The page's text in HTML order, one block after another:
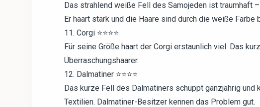
Das strahlend weiße Fell des Samojeden ist traumhaft
Er haart stark und die Haare sind durch die weiße Farbe
11. Corgi ⭐⭐⭐⭐
Für seine Größe haart der Corgi erstaunlich viel. Das
Überraschungshaarer.
12. Dalmatiner ⭐⭐⭐⭐
Das kurze Fell des Dalmatiners schuppt ganzjährig
Textilien. Dalmatiner-Besitzer kennen das Problem gut.